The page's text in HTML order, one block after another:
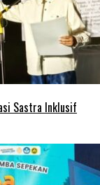
Sastra Inklusif